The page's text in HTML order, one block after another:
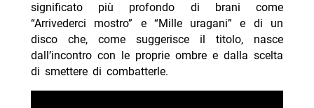
significato più profondo di brani come
“Arrivederci mostro” e “Mille uragani” e di un
disco che, come suggerisce il titolo, nasce
dall’incontro con le proprie ombre e dalla scelta
di smettere di combatterle.